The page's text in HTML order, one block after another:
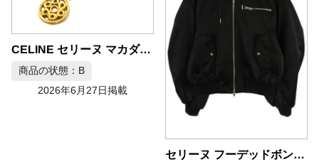
CELINE セリーヌ マカダムモチーフ K18ネックレス
商品の状態：B
2026年6月27日掲載
セリーヌ フーデッドボンバーブルゾン サイズ36